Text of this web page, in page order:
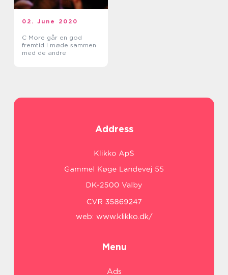
02. June 2020
C More går en god
fremtid i møde sammen
med de andre
Address
web: www.klikko.dk/
Menu
Ads